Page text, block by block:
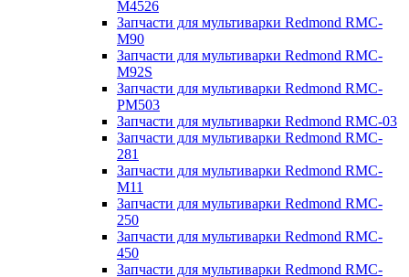
M4526
Запчасти для мультиварки Redmond RMC-
M90
Запчасти для мультиварки Redmond RMC-
M92S
Запчасти для мультиварки Redmond RMC-
PM503
Запчасти для мультиварки Redmond RMC-03
Запчасти для мультиварки Redmond RMC-
281
Запчасти для мультиварки Redmond RMC-
M11
Запчасти для мультиварки Redmond RMC-
250
Запчасти для мультиварки Redmond RMC-
450
Запчасти для мультиварки Redmond RMC-